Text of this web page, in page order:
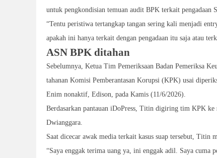
untuk pengkondisian temuan audit BPK terkait pengadaan
“Tentu peristiwa tertangkap tangan sering kali menjadi
apakah ini hanya terkait dengan pengadaan itu saja atau
ASN BPK ditahan
Sebelumnya, Ketua Tim Pemeriksaan Badan Pemeriksa
tahanan Komisi Pemberantasan Korupsi (KPK) usai
Enim nonaktif, Edison, pada Kamis (11/6/2026).
Berdasarkan pantauan iDoPress, Titin digiring tim KPK ke
Dwianggara.
Saat dicecar awak media terkait kasus suap tersebut, Titin
“Saya enggak terima uang ya, ini enggak adil. Saya cuma